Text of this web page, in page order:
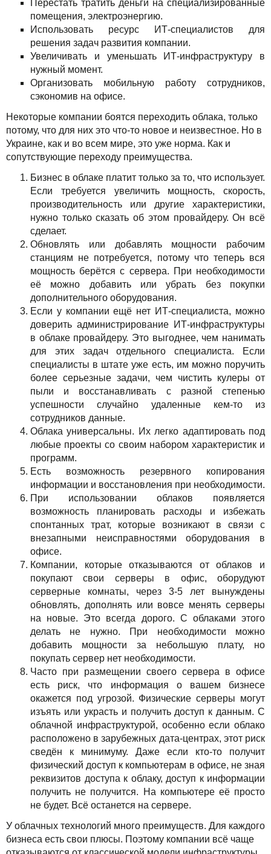
Перестать тратить деньги на специализированные
помещения, электроэнергию.
Использовать ресурс ИТ-специалистов для
решения задач развития компании.
Увеличивать и уменьшать ИТ-инфраструктуру в
нужный момент.
Организовать мобильную работу сотрудников,
сэкономив на офисе.
Некоторые компании боятся переходить облака, только
потому, что для них это что-то новое и неизвестное. Но в
Украине, как и во всем мире, это уже норма. Как и
сопутствующие переходу преимущества.
Бизнес в облаке платит только за то, что использует.
Если требуется увеличить мощность, скорость,
производительность или другие характеристики,
нужно только сказать об этом провайдеру. Он всё
сделает.
Обновлять или добавлять мощности рабочим
станциям не потребуется, потому что теперь вся
мощность берётся с сервера. При необходимости
её можно добавить или убрать без покупки
дополнительного оборудования.
Если у компании ещё нет ИТ-специалиста, можно
доверить администрирование ИТ-инфраструктуры
в облаке провайдеру. Это выгоднее, чем нанимать
для этих задач отдельного специалиста. Если
специалисты в штате уже есть, им можно поручить
более серьезные задачи, чем чистить кулеры от
пыли и восстанавливать с разной степенью
успешности случайно удаленные кем-то из
сотрудников данные.
Облака универсальны. Их легко адаптировать под
любые проекты со своим набором характеристик и
программ.
Есть возможность резервного копирования
информации и восстановления при необходимости.
При использовании облаков появляется
возможность планировать расходы и избежать
спонтанных трат, которые возникают в связи с
внезапными неисправностями оборудования в
офисе.
Компании, которые отказываются от облаков и
покупают свои серверы в офис, оборудуют
серверные комнаты, через 3-5 лет вынуждены
обновлять, дополнять или вовсе менять серверы
на новые. Это всегда дорого. С облаками этого
делать не нужно. При необходимости можно
добавить мощности за небольшую плату, но
покупать сервер нет необходимости.
Часто при размещении своего сервера в офисе
есть риск, что информация о вашем бизнесе
окажется под угрозой. Физические серверы могут
изъять или украсть и получить доступ к данным. С
облачной инфраструктурой, особенно если облако
расположено в зарубежных дата-центрах, этот риск
сведён к минимуму. Даже если кто-то получит
физический доступ к компьютерам в офисе, не зная
реквизитов доступа к облаку, доступ к информации
получить не получится. На компьютере её просто
не будет. Всё останется на сервере.
У облачных технологий много преимуществ. Для каждого
бизнеса есть свои плюсы. Поэтому компании всё чаще